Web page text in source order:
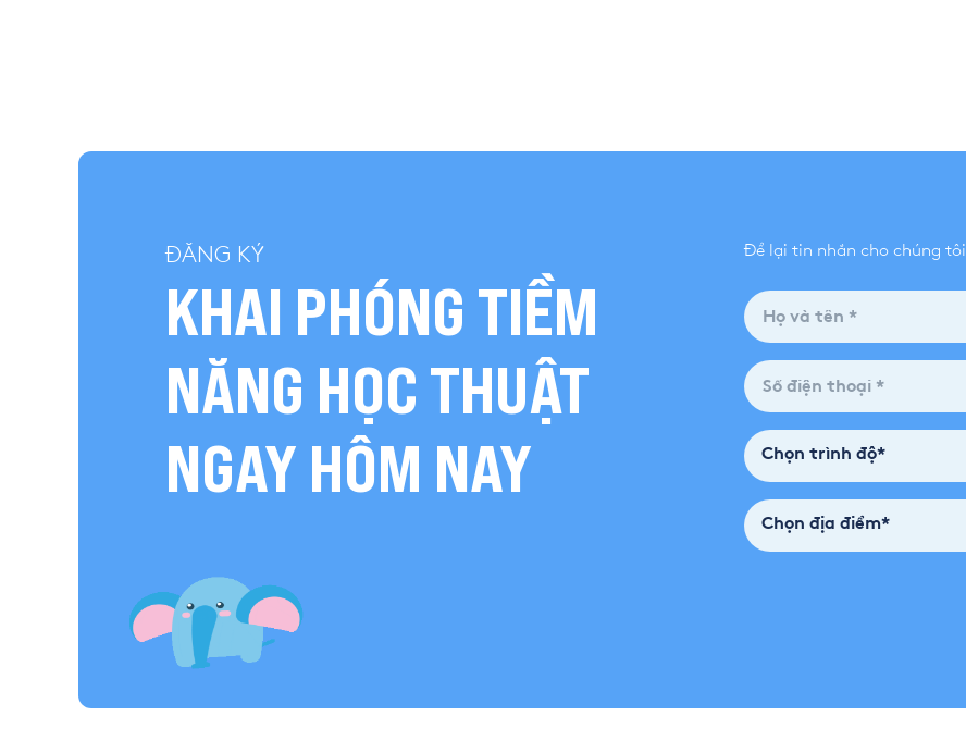
ĐĂNG KÝ
KHAI PHÓNG TIỀM
NĂNG HỌC THUẬT
NGAY HÔM NAY
Để lại tin nhắn cho chúng tôi
Chọn trình độ*
Chọn địa điểm*